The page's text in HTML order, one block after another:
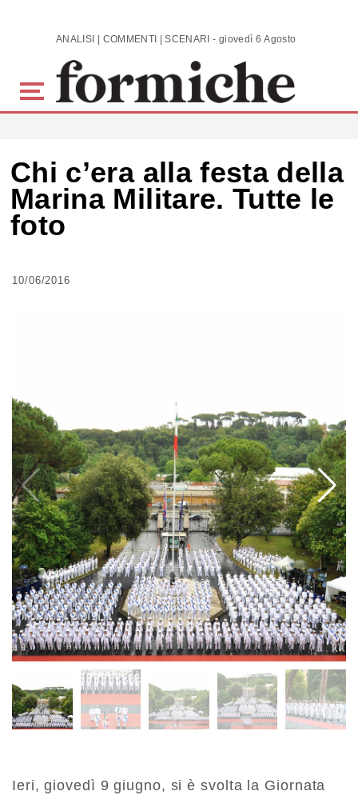
Skip to main content ANALISI | COMMENTI | SCENARI - giovedì 6 Agosto 2026
Chi c’era alla festa della
Marina Militare. Tutte le
foto
10/06/2016
Ieri, giovedì 9 giugno, si è svolta la Giornata